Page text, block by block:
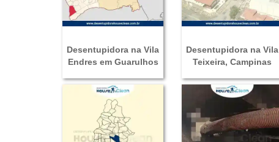
Desentupidora na Vila
Endres em Guarulhos
Desentupidora na Vila
Teixeira, Campinas